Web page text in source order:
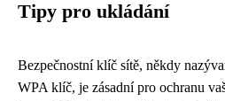
Tipy pro ukládání
Bezpečnostní klíč sítě, někdy
WPA klíč, je zásadní pro ochranu